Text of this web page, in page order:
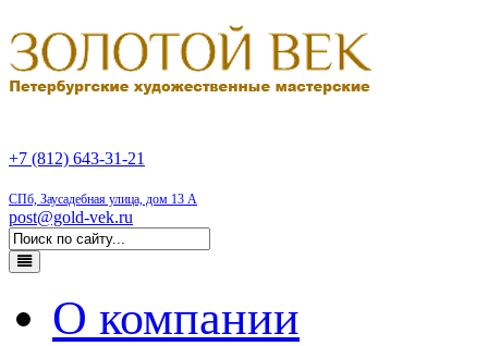
+7 (812) 643-31-21
СПб, Заусадебная улица, дом 13 А
post@gold-vek.ru
О компании